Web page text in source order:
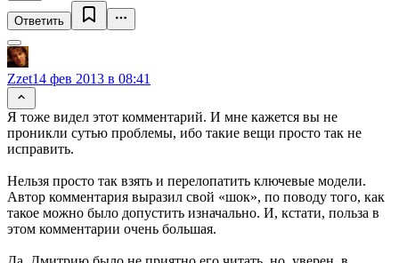
Ответить
Zzet14 фев 2013 в 08:41
Я тоже видел этот комментарий. И мне кажется вы не
проникли сутью проблемы, ибо такие вещи просто так не
исправить.
Нельзя просто так взять и перелопатить ключевые модели.
Автор комментария выразил свой «шок», по поводу того, как
такое можно было допустить изначально. И, кстати, польза в
этом комментарии очень большая.